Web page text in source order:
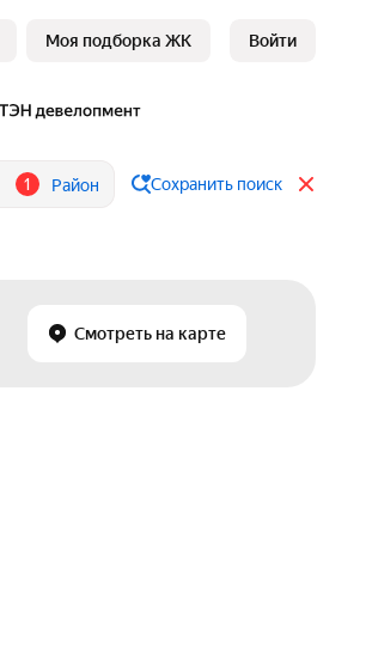
Моя подборка ЖК Войти
1 Район Сохранить поиск
Смотреть на карте